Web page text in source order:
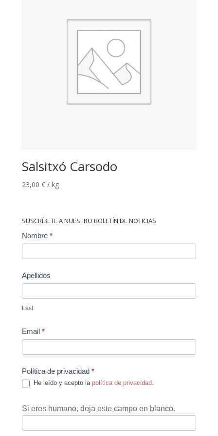
Salsitxó Carsodo
23,00 € / kg
SUSCRÍBETE A NUESTRO BOLETÍN DE NOTICIAS
Contact
Nombre *
Apellidos
Last
Email *
Política de privacidad *
He leído y acepto la política de privacidad
Si eres humano, deja este campo en blanco.